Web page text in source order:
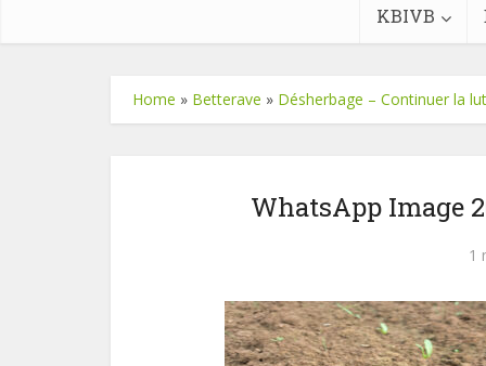
KBIVB
Home » Betterave » Désherbage – Continuer la
WhatsApp Image
1